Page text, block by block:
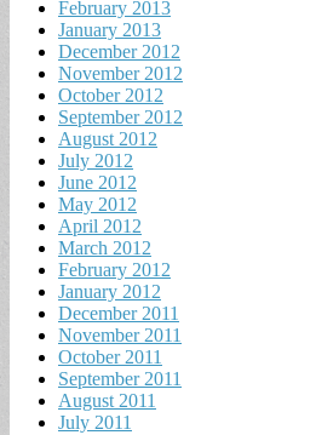
February 2013
January 2013
December 2012
November 2012
October 2012
September 2012
August 2012
July 2012
June 2012
May 2012
April 2012
March 2012
February 2012
January 2012
December 2011
November 2011
October 2011
September 2011
August 2011
July 2011